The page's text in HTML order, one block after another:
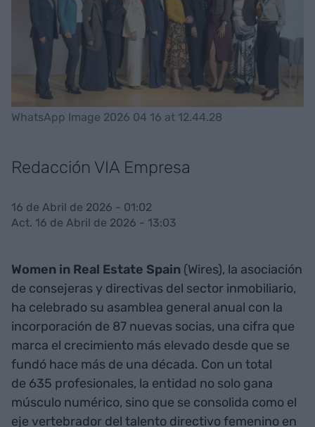
WhatsApp Image 2026 04 16 at 12.44.28
Redacción VIA Empresa
16 de Abril de 2026 - 01:02
Act. 16 de Abril de 2026 - 13:03
Women in Real Estate Spain (Wires), la asociación
de consejeras y directivas del sector inmobiliario,
ha celebrado su asamblea general anual con la
incorporación de 87 nuevas socias, una cifra que
marca el crecimiento más elevado desde que se
fundó hace más de una década. Con un total
de 635 profesionales, la entidad no solo gana
músculo numérico, sino que se consolida como el
eje vertebrador del talento directivo femenino en